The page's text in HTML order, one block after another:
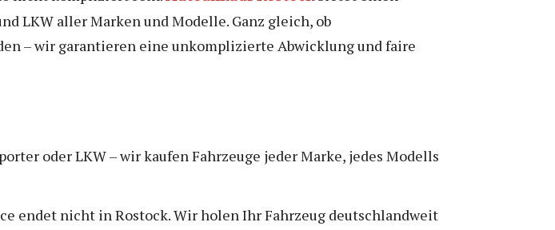
LKW aller Marken und Modelle. Ganz gleich, ob
– wir garantieren eine unkomplizierte Abwicklung und faire
oder LKW – wir kaufen Fahrzeuge jeder Marke, jedes Modells
endet nicht in Rostock. Wir holen Ihr Fahrzeug deutschlandweit